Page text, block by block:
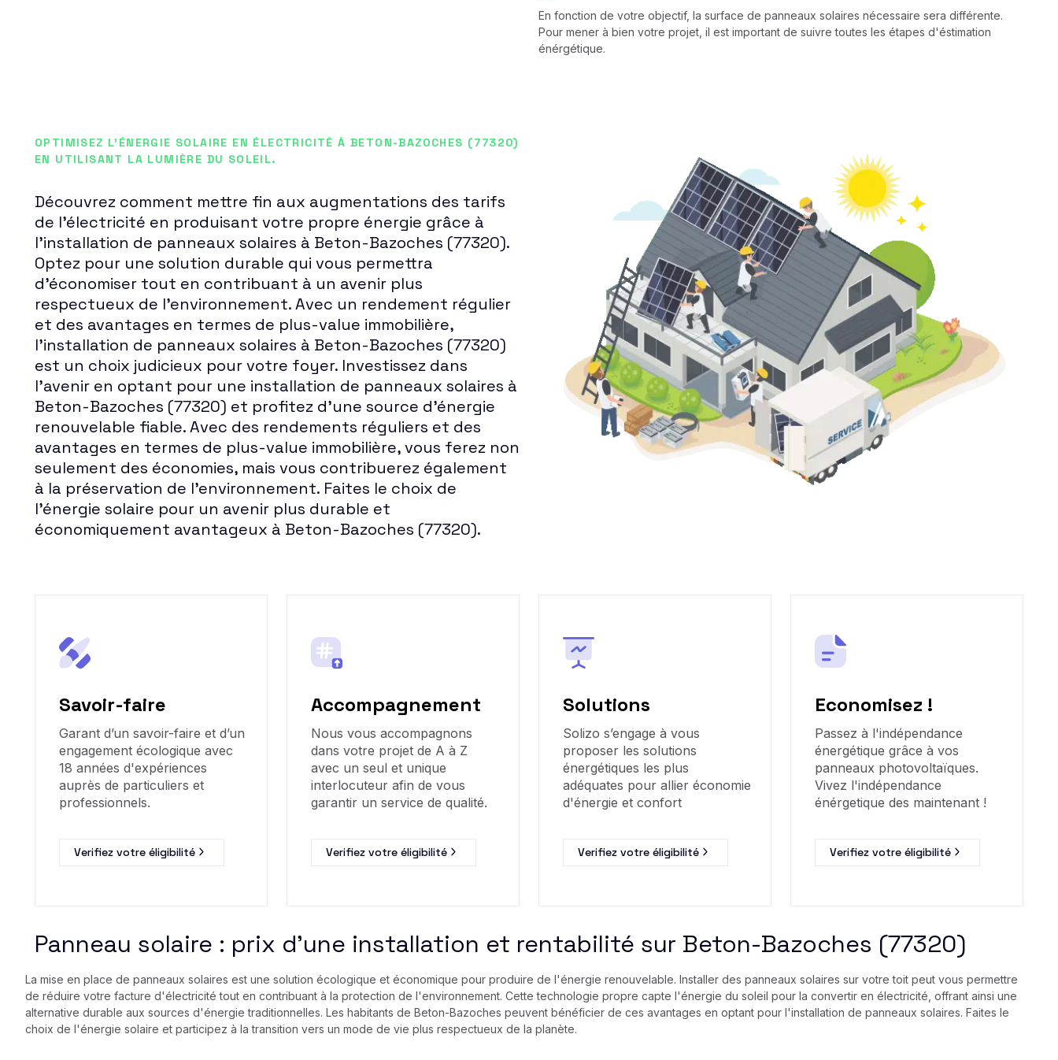
En fonction de votre objectif, la surface de panneaux solaires nécessaire sera différente.
Pour mener à bien votre projet, il est important de suivre toutes les étapes d'éstimation
énérgétique.
OPTIMISEZ L'ÉNERGIE SOLAIRE EN ÉLECTRICITÉ À BETON-BAZOCHES (77320)
EN UTILISANT LA LUMIÈRE DU SOLEIL.
Découvrez comment mettre fin aux augmentations des tarifs
de l'électricité en produisant votre propre énergie grâce à
l'installation de panneaux solaires à Beton-Bazoches (77320).
Optez pour une solution durable qui vous permettra
d'économiser tout en contribuant à un avenir plus
respectueux de l'environnement. Avec un rendement régulier
et des avantages en termes de plus-value immobilière,
l'installation de panneaux solaires à Beton-Bazoches (77320)
est un choix judicieux pour votre foyer. Investissez dans
l'avenir en optant pour une installation de panneaux solaires à
Beton-Bazoches (77320) et profitez d'une source d'énergie
renouvelable fiable. Avec des rendements réguliers et des
avantages en termes de plus-value immobilière, vous ferez non
seulement des économies, mais vous contribuerez également
à la préservation de l'environnement. Faites le choix de
l'énergie solaire pour un avenir plus durable et
économiquement avantageux à Beton-Bazoches (77320).
Savoir-faire
Garant d’un savoir-faire et d’un
engagement écologique avec
18 années d'expériences
auprès de particuliers et
professionnels.
Verifiez votre éligibilité
Accompagnement
Nous vous accompagnons
dans votre projet de A à Z
avec un seul et unique
interlocuteur afin de vous
garantir un service de qualité.
Verifiez votre éligibilité
Solutions
Solizo s’engage à vous
proposer les solutions
énergétiques les plus
adéquates pour allier économie
d'énergie et confort
Verifiez votre éligibilité
Economisez !
Passez à l'indépendance
énergétique grâce à vos
panneaux photovoltaïques.
Vivez l'indépendance
énérgetique des maintenant !
Verifiez votre éligibilité
Panneau solaire : prix d’une installation et rentabilité sur Beton-Bazoches (77320)
La mise en place de panneaux solaires est une solution écologique et économique pour produire de l'énergie renouvelable. Installer des panneaux solaires sur votre toit peut vous permettre
de réduire votre facture d'électricité tout en contribuant à la protection de l'environnement. Cette technologie propre capte l'énergie du soleil pour la convertir en électricité, offrant ainsi une
alternative durable aux sources d'énergie traditionnelles. Les habitants de Beton-Bazoches peuvent bénéficier de ces avantages en optant pour l'installation de panneaux solaires. Faites le
choix de l'énergie solaire et participez à la transition vers un mode de vie plus respectueux de la planète.